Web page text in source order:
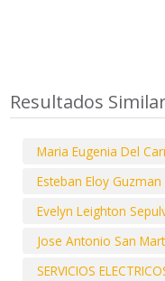
Resultados
Maria Eugenia Del
Esteban Eloy
Evelyn Leighton
Jose Antonio San
SERVICIOS